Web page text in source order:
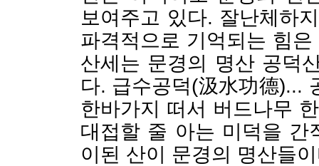
보여주고 있다. 잘난체하
파격적으로 기억되는 힘
산세는 문경의 명산 공덕
다. 급수공덕(汲水功德)...
한바가지 떠서 버드나무
대접할 줄 아는 미덕을 간
이된 산이 문경의 명산들